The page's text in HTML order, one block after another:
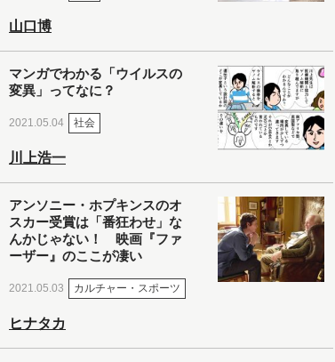
山口博
マンガでわかる「ウイルスの
変異」ってなに？
2021.05.04 社会
川上浩一
アンソニー・ホプキンスのオ
スカー受賞は「番狂わせ」な
んかじゃない！ 映画『ファ
ーザー』のここが凄い
2021.05.03 カルチャー・スポーツ
ヒナタカ